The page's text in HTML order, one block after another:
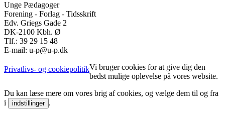
Unge Pædagoger
Forening - Forlag - Tidsskrift
Edv. Griegs Gade 2
DK-2100 Kbh. Ø
Tlf.: 39 29 15 48
E-mail: u-p@u-p.dk
Privatlivs- og cookiepolitikVi bruger cookies for at give dig den
bedst mulige oplevelse på vores website.
Du kan læse mere om vores brig af cookies, og vælge dem til og fra
i
indstillinger .